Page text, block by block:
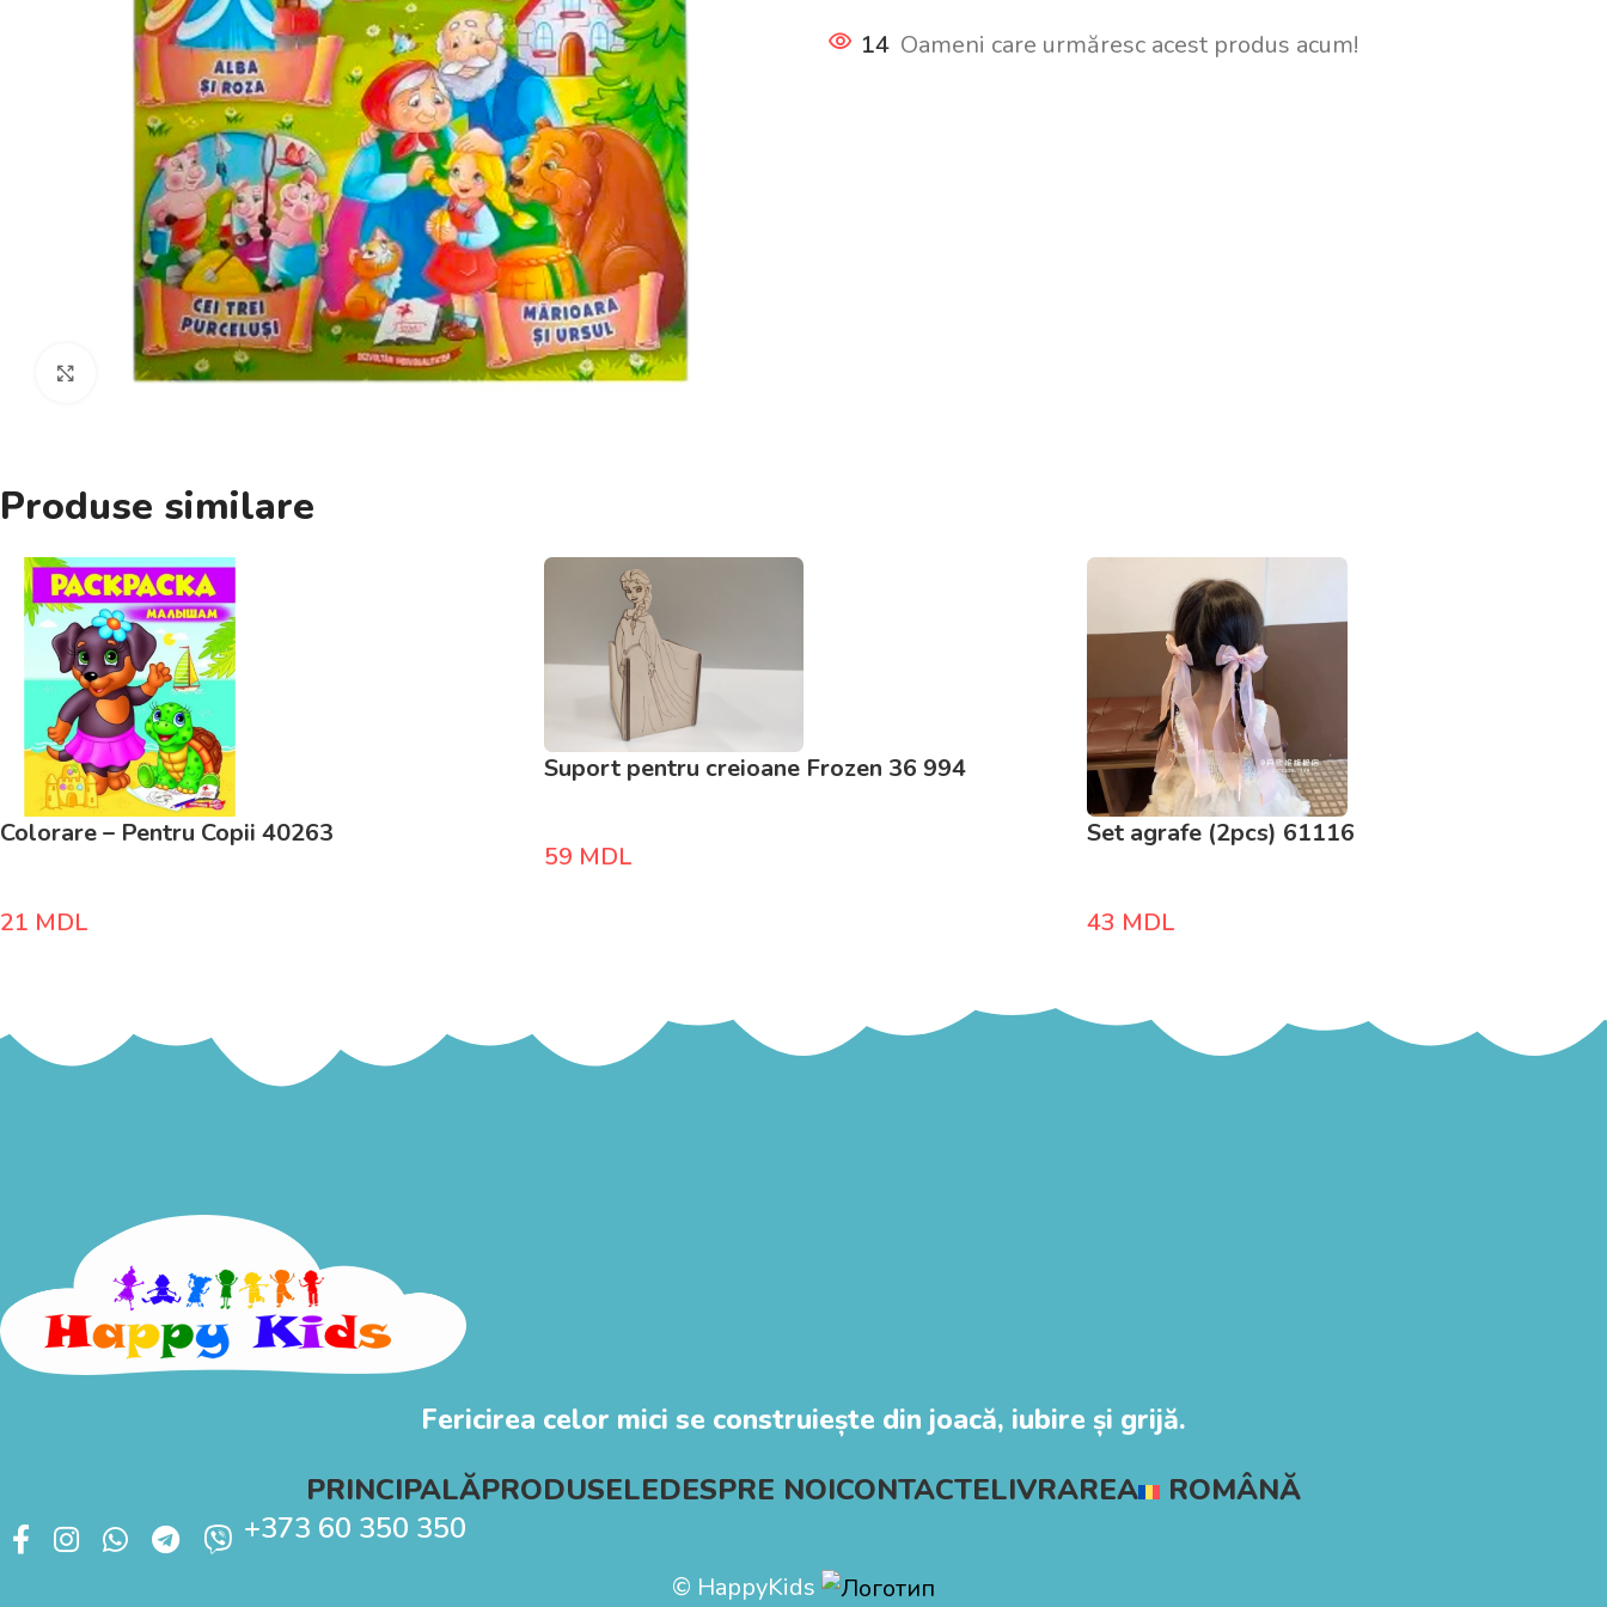
Click pentru a mări
14 Oameni care urmăresc acest produs acum!
Produse similare
Colorare – Pentru Copii 40263
21 MDL
Suport pentru creioane Frozen 36 994
59 MDL
Set agrafe (2pcs) 61116
43 MDL
Fericirea celor mici se construiește din joacă, iubire și grijă.
PRINCIPALĂPRODUSELEDESPRE NOICONTACTELIVRAREA
ROMÂNĂ
+373 60 350 350
© HappyKids